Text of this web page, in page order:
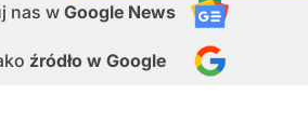
nas w Google News
źródło w Google